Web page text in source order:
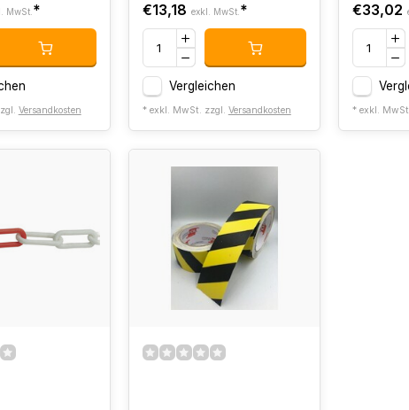
MwSt. *
Versandkosten
€13,18 exkl. MwSt. *
Vergleichen
* exkl. MwSt. zzgl. Versandkosten
€33,02
* exkl.